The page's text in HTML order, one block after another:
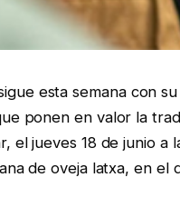
esta semana con
ponen en valor la
el jueves 18 de junio a
de oveja latxa, en